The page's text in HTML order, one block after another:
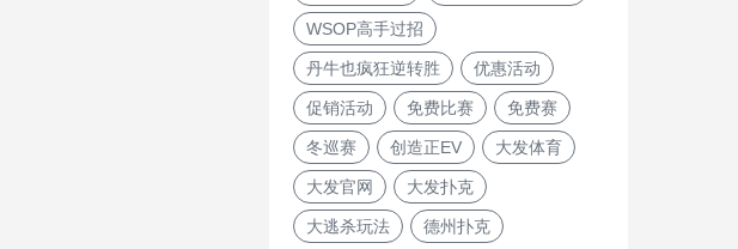
WSOP高手过招
丹牛也疯狂逆转胜 优惠活动
促销活动 免费比赛 免费赛
冬巡赛 创造正EV 大发体育
大发官网 大发扑克
大逃杀玩法 德州扑克